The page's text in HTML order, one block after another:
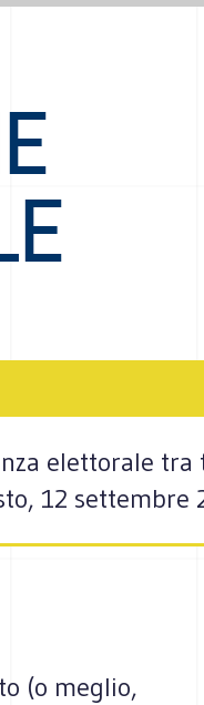
elettorale
12 settembre
(o meglio,